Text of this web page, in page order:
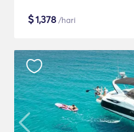
$1,378 /hari